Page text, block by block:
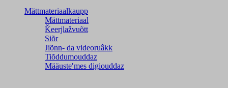
Mättmateriaalkaupp
Mättmateriaal
Ǩeerjlažvuõtt
Siõr
Jiõnn- da videoruâkk
Tiõddumouddaz
Määusteʹmes digiouddaz